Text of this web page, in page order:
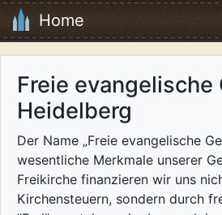
Home
Freie evangelische
Heidelberg
Der Name „Freie evangelische
wesentliche Merkmale unserer
Freikirche finanzieren wir uns
Kirchensteuern, sondern durch